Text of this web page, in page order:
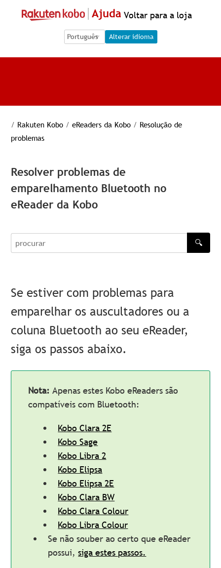
Ajuda Voltar para a loja
Language Selection
Language Selection
Alterar idioma
/ Rakuten Kobo / eReaders da Kobo / Resolução de
problemas
Resolver problemas de
emparelhamento Bluetooth no
eReader da Kobo
procurar
🔍
Se estiver com problemas para
emparelhar os auscultadores ou a
coluna Bluetooth ao seu eReader,
siga os passos abaixo.
Nota:Apenas estes Kobo eReaders são
compatíveis com Bluetooth:
Kobo Clara 2E
Kobo Sage
Kobo Libra 2
Kobo Elipsa
Kobo Elipsa 2E
Kobo Clara BW
Kobo Clara Colour
Kobo Libra Colour
Se não souber ao certo que eReader
possui,siga estes passos.